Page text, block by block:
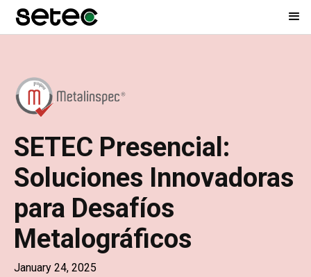
SETEC Presencial:
Soluciones Innovadoras
para Desafíos
Metalográficos
January 24, 2025